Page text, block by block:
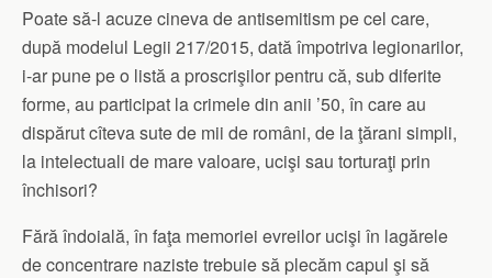
Poate să-l acuze cineva de antisemitism pe cel care,
după modelul Legii 217/2015, dată împotriva legionarilor,
i-ar pune pe o listă a proscrişilor pentru că, sub diferite
forme, au participat la crimele din anii ’50, în care au
dispărut cîteva sute de mii de români, de la ţărani simpli,
la intelectuali de mare valoare, ucişi sau torturaţi prin
închisori?
Fără îndoială, în faţa memoriei evreilor ucişi în lagărele
de concentrare naziste trebuie să plecăm capul şi să